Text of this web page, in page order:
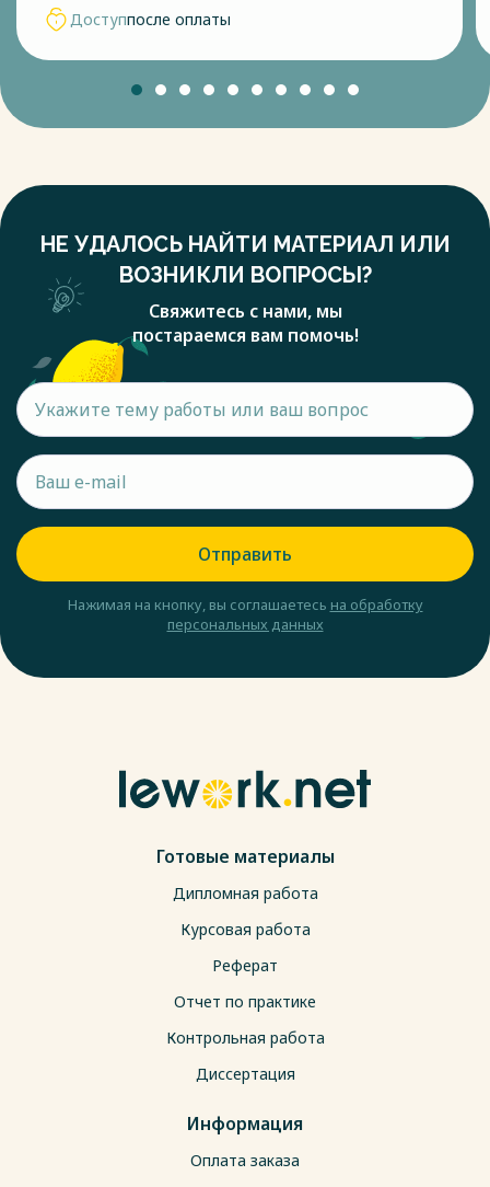
Доступпосле оплаты
НЕ УДАЛОСЬ НАЙТИ МАТЕРИАЛ ИЛИ
ВОЗНИКЛИ ВОПРОСЫ?
Свяжитесь с нами, мы
постараемся вам помочь!
Отправить
Нажимая на кнопку, вы соглашаетесь на обработку
персональных данных
Готовые материалы
Дипломная работа
Курсовая работа
Реферат
Отчет по практике
Контрольная работа
Диссертация
Информация
Оплата заказа